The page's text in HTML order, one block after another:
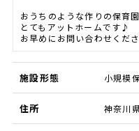
おうちのような作りの保育
とてもアットホームです♪
お早めにお問い合わせくださ
施設形態 小規模
住所 神奈川